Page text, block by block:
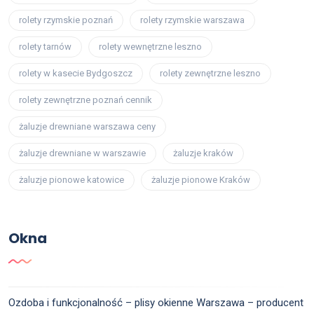
rolety rzymskie poznań rolety rzymskie warszawa
rolety tarnów rolety wewnętrzne leszno
rolety w kasecie Bydgoszcz rolety zewnętrzne leszno
rolety zewnętrzne poznań cennik
żaluzje drewniane warszawa ceny
żaluzje drewniane w warszawie żaluzje kraków
żaluzje pionowe katowice żaluzje pionowe Kraków
Okna
Ozdoba i funkcjonalność – plisy okienne Warszawa – producent